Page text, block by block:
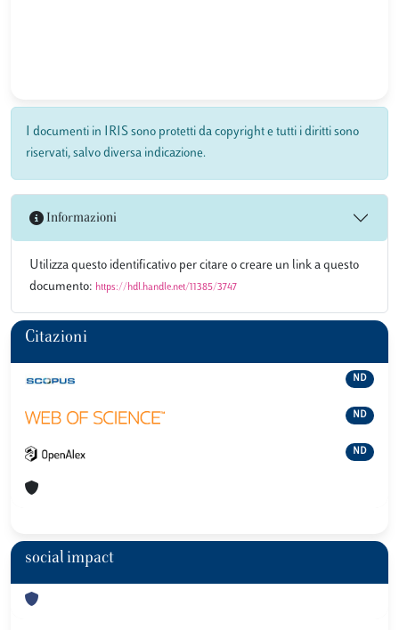
I documenti in IRIS sono protetti da copyright e tutti i diritti sono
riservati, salvo diversa indicazione.
Informazioni
Utilizza questo identificativo per citare o creare un link a questo
documento: https://hdl.handle.net/11385/3747
Citazioni
ND
ND
ND
social impact